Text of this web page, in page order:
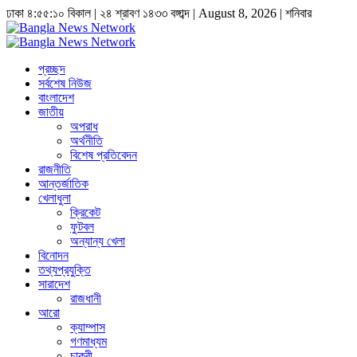
ঢাকা ৪:৫৫:১১ বিকাল| ২৪ শ্রাবণ ১৪৩৩ বঙ্গাব্দ | August 8, 2026| শনিবার
প্রচ্ছদ
সর্বশেষ নিউজ
বাংলাদেশ
জাতীয়
অপরাধ
অর্থনীতি
বিশেষ প্রতিবেদন
রাজনীতি
আন্তর্জাতিক
খেলাধুলা
ক্রিকেট
ফুটবল
অন্যান্য খেলা
বিনোদন
তথ্যপ্রযুক্তি
সারাদেশ
রাজধানী
আরো
ক্যাম্পাস
গণমাধ্যম